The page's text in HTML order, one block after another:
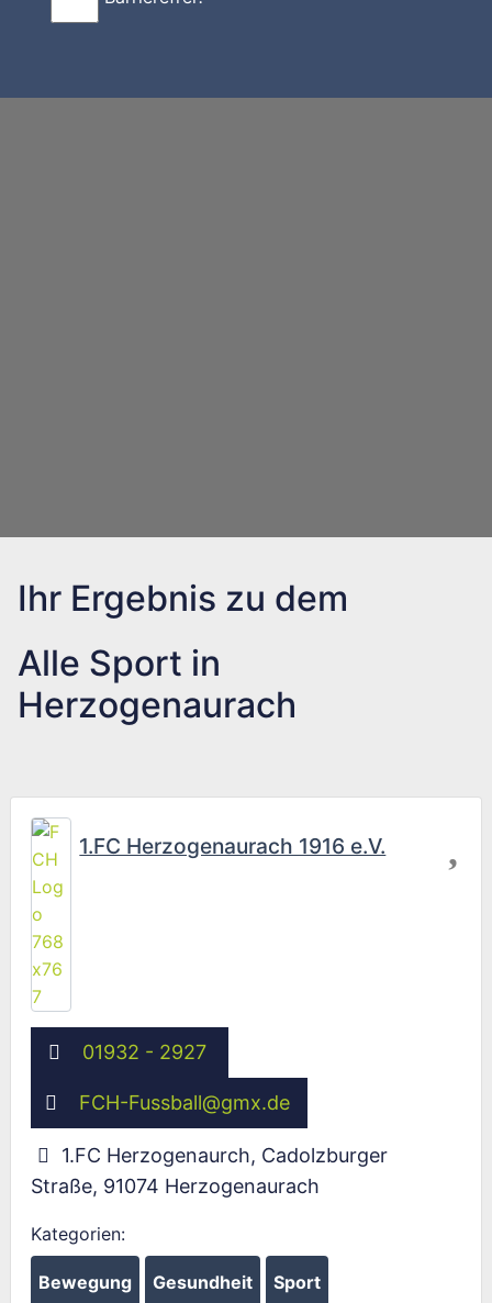
Ihr Ergebnis zu dem
Alle Sport in
Herzogenaurach
1.FC Herzogenaurach 1916 e.V.
01932 - 2927
FCH-Fussball@gmx.de
1.FC Herzogenaurch, Cadolzburger
Straße, 91074 Herzogenaurach
Kategorien:
Bewegung Gesundheit Sport